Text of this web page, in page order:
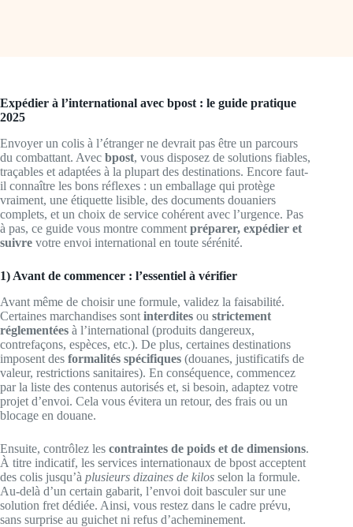
Expédier à l’international avec bpost : le guide pratique
2025
Envoyer un colis à l’étranger ne devrait pas être un parcours
du combattant. Avec bpost, vous disposez de solutions fiables,
traçables et adaptées à la plupart des destinations. Encore faut-
il connaître les bons réflexes : un emballage qui protège
vraiment, une étiquette lisible, des documents douaniers
complets, et un choix de service cohérent avec l’urgence. Pas
à pas, ce guide vous montre comment préparer, expédier et
suivre votre envoi international en toute sérénité.
1) Avant de commencer : l’essentiel à vérifier
Avant même de choisir une formule, validez la faisabilité.
Certaines marchandises sont interdites ou strictement
réglementées à l’international (produits dangereux,
contrefaçons, espèces, etc.). De plus, certaines destinations
imposent des formalités spécifiques (douanes, justificatifs de
valeur, restrictions sanitaires). En conséquence, commencez
par la liste des contenus autorisés et, si besoin, adaptez votre
projet d’envoi. Cela vous évitera un retour, des frais ou un
blocage en douane.
Ensuite, contrôlez les contraintes de poids et de dimensions.
À titre indicatif, les services internationaux de bpost acceptent
des colis jusqu’à plusieurs dizaines de kilos selon la formule.
Au-delà d’un certain gabarit, l’envoi doit basculer sur une
solution fret dédiée. Ainsi, vous restez dans le cadre prévu,
sans surprise au guichet ni refus d’acheminement.